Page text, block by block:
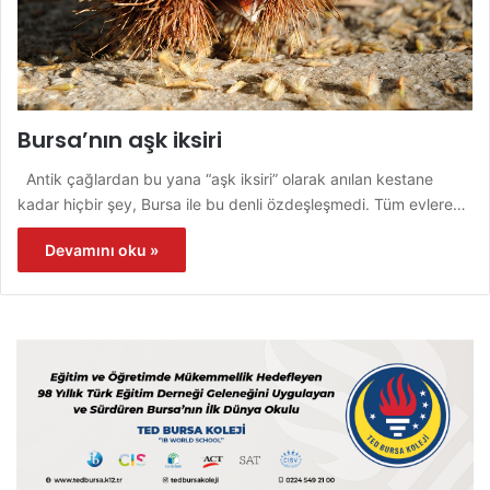
Bursa’nın aşk iksiri
Antik çağlardan bu yana “aşk iksiri” olarak anılan kestane
kadar hiçbir şey, Bursa ile bu denli özdeşleşmedi. Tüm evlere…
Devamını oku »